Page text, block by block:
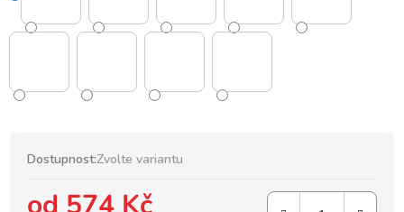
Dostupnost:Zvolte variantu